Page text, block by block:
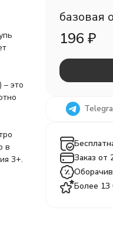
это
в
3+.
базовая
196 ₽
Заказ от
Более 13